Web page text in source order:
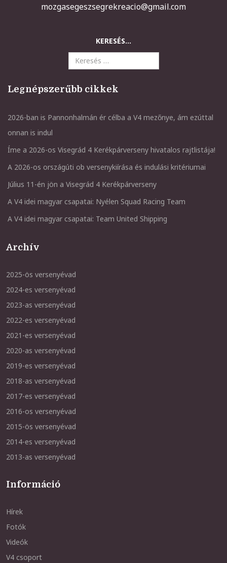
mozgasegeszsegrekreacio@gmail.com
KERESÉS...
Legnépszerűbb cikkek
2026-ban is Pannonhalmán ér célba a V4 mezőnye, ám ezúttal
onnan is indul
Íme a 2026-os Visegrád 4 Kerékpárverseny hivatalos rajtlistája!
A 2026-os országúti ob versenykiírása és indulási kritériumai
Július 11-én jön a Visegrád 4 Kerékpárverseny
A V4 idei magyar csapatai: Nyélen Squad Racing Team
A V4 idei magyar csapatai: Team United Shipping
Archív
2025-ös versenyévad
2024-es versenyévad
2023-as versenyévad
2022-es versenyévad
2021-es versenyévad
2020-as versenyévad
2019-es versenyévad
2018-as versenyévad
2017-es versenyévad
2016-os versenyévad
2015-ös versenyévad
2014-es versenyévad
2013-as versenyévad
Információ
Hírek
Fotók
Videók
V4 csoport